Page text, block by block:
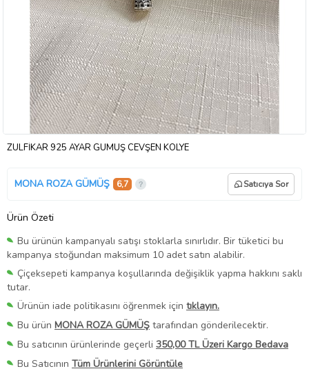
ZÜLFİKAR 925 AYAR GÜMÜŞ CEVŞEN KOLYE
MONA ROZA GÜMÜŞ 6,7 Satıcıya Sor
Ürün Özeti
Bu ürünün kampanyalı satışı stoklarla sınırlıdır. Bir tüketici bu
kampanya stoğundan maksimum 10 adet satın alabilir.
Çiçeksepeti kampanya koşullarında değişiklik yapma hakkını saklı
tutar.
Ürünün iade politikasını öğrenmek için tıklayın.
Bu ürün MONA ROZA GÜMÜŞ tarafından gönderilecektir.
Bu satıcının ürünlerinde geçerli 350,00 TL Üzeri Kargo Bedava
Bu Satıcının Tüm Ürünlerini Görüntüle